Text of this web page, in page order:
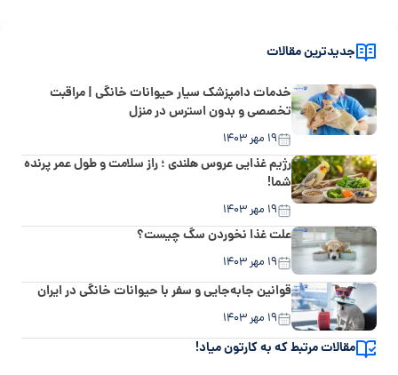
جدیدترین مقالات
خدمات دامپزشک سیار حیوانات خانگی | مراقبت
تخصصی و بدون استرس در منزل
۱۹ مهر ۱۴۰۳
رژیم غذایی عروس هلندی ؛ راز سلامت و طول عمر پرنده
شما!
۱۹ مهر ۱۴۰۳
علت غذا نخوردن سگ چیست؟
۱۹ مهر ۱۴۰۳
قوانین جابه‌جایی و سفر با حیوانات خانگی در ایران
۱۹ مهر ۱۴۰۳
مقالات مرتبط که به کارتون میاد!